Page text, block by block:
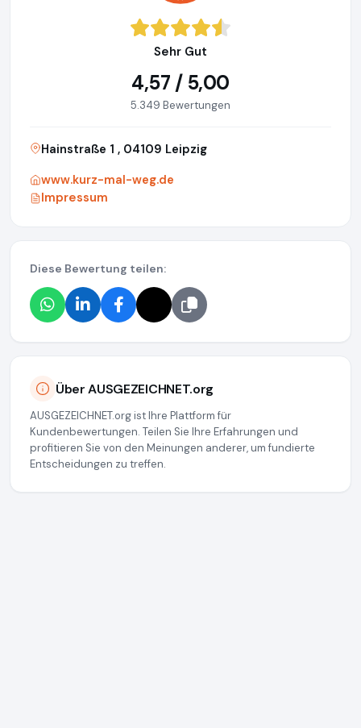
Sehr Gut
4,57 / 5,00
5.349 Bewertungen
Hainstraße 1 , 04109 Leipzig
www.kurz-mal-weg.de
Impressum
Diese Bewertung teilen:
Über AUSGEZEICHNET.org
AUSGEZEICHNET.org ist Ihre Plattform für
Kundenbewertungen. Teilen Sie Ihre Erfahrungen und
profitieren Sie von den Meinungen anderer, um fundierte
Entscheidungen zu treffen.